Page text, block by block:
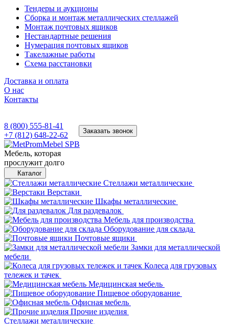
Тендеры и аукционы
Сборка и монтаж металлических стеллажей
Монтаж почтовых ящиков
Нестандартные решения
Нумерация почтовых ящиков
Такелажные работы
Схема расстановки
Доставка и оплата
О нас
Контакты
8 (800) 555-81-41
+7 (812) 648-22-62
Заказать звонок
Мебель, которая
прослужит долго
Каталог
Стеллажи металлические
Верстаки
Шкафы металлические
Для раздевалок
Мебель для производства
Оборудование для склада
Почтовые ящики
Замки для металлической
мебели
Колеса для грузовых
тележек и тачек
Медицинская мебель
Пищевое оборудование
Офисная мебель
Прочие изделия
Стеллажи металлические